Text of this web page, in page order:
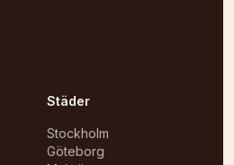
Städer
Stockholm
Göteborg